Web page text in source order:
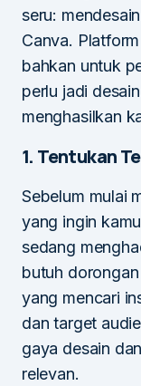
seru:
Canva.
bahkan untuk
perlu jadi
menghasilkan
1. Tentukan
Sebelum mulai
yang ingin
sedang
butuh
yang mencari
dan target
gaya desain
relevan.